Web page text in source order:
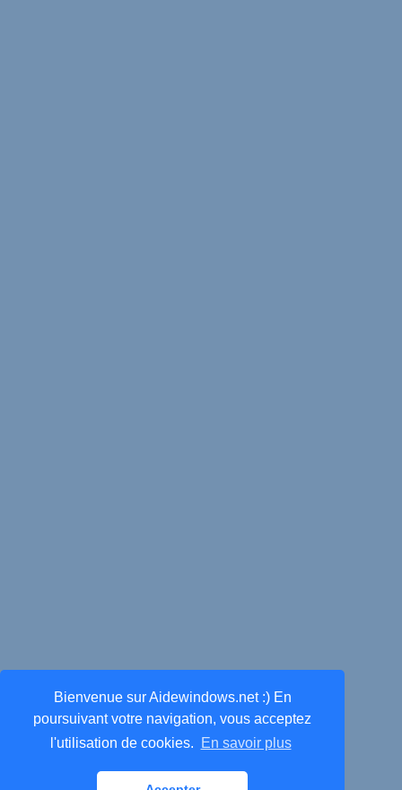
Bienvenue sur Aidewindows.net :) En
poursuivant votre navigation, vous acceptez
l'utilisation de cookies.
En savoir plus